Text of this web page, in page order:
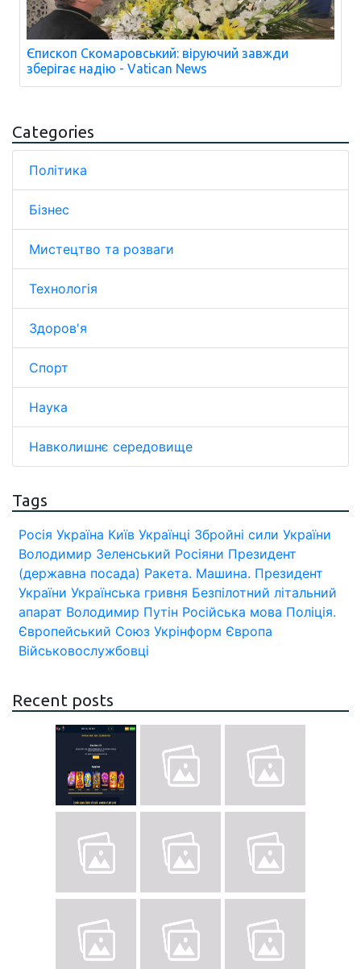
Єпископ Скомаровський: віруючий завжди
зберігає надію - Vatican News
Categories
Політика
Бізнес
Мистецтво та розваги
Технологія
Здоров'я
Спорт
Наука
Навколишнє середовище
Tags
Росія Україна Київ Українці Збройні сили України
Володимир Зеленський Росіяни Президент
(державна посада) Ракета. Машина. Президент
України Українська гривня Безпілотний літальний
апарат Володимир Путін Російська мова Поліція.
Європейський Союз Укрінформ Європа
Військовослужбовці
Recent posts